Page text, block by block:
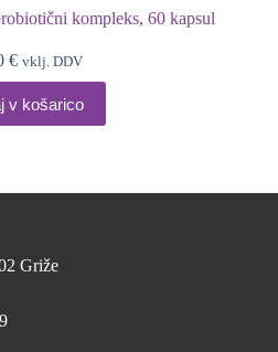
kompleks, 60 kapsul
€ vklj. DDV
v košarico
Griže